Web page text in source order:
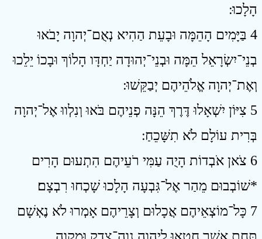
הָלָכוּ ׃
4 בַּיָּמִים הָהֵמָּה וּבָעֵת הַהִיא נְאֻם־יְהוָה יָבֹאוּ
בְנֵי־יִשְׂרָאֵל הֵמָּה וּבְנֵי־יְהוּדָה יַחְדָּו הָלוֹךְ וּבָכוֹ יֵלֵכוּ
וְאֶת־יְהוָה אֱלֹהֵיהֶם יְבַקֵּשׁוּ ׃
5 צִיּוֹן יִשְׁאָלוּ דֶּרֶךְ הֵנָּה פְנֵיהֶם בֹּאוּ וְנִלְווּ אֶל־יְהוָה
בְּרִית עוֹלָם לֹא תִשָּׁכֵחַ ׃
6 צֹאן אֹבְדוֹת הָיֻה עַמִּי רֹעֵיהֶם הִתְעוּם הָרִים
*שׁוֹבְבוּם מֵהַר אֶל־גִּבְעָה הָלָכוּ שָׁכְחוּ רִבְצָם׃
7 כָּל־מוֹצְאֵיהֶם אֲכָלוּם וְצָרֵיהֶם אָמְרוּ לֹא נֶאְשָׁם